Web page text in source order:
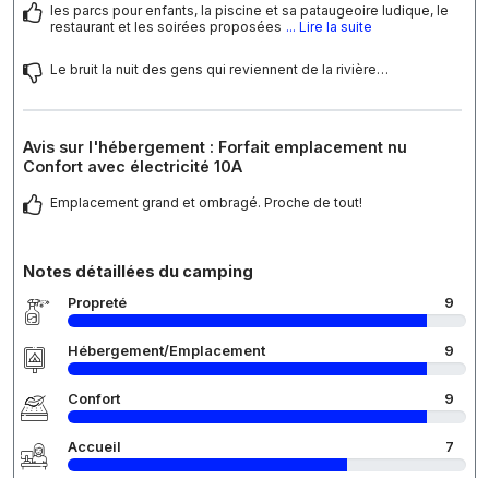
les parcs pour enfants, la piscine et sa pataugeoire ludique, le
restaurant et les soirées proposées ... Lire la suite
Le bruit la nuit des gens qui reviennent de la rivière…
Avis sur l'hébergement : Forfait emplacement nu
Confort avec électricité 10A
Emplacement grand et ombragé. Proche de tout!
Notes détaillées du camping
Propreté 9
Hébergement/Emplacement 9
Confort 9
Accueil 7